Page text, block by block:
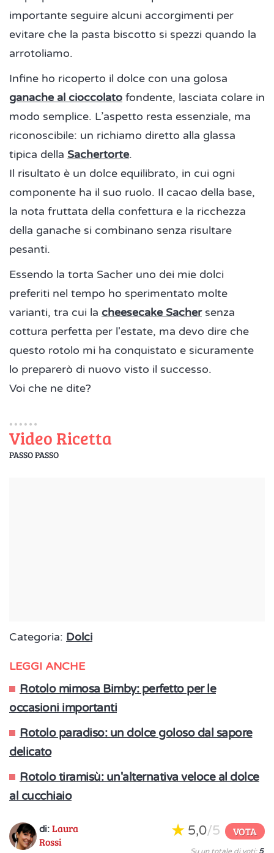
importante seguire alcuni accorgimenti per
evitare che la pasta biscotto si spezzi quando la
arrotoliamo.
Infine ho ricoperto il dolce con una golosa
ganache al cioccolato fondente, lasciata colare in
modo semplice. L’aspetto resta essenziale, ma
riconoscibile: un richiamo diretto alla glassa
tipica della Sachertorte.
Il risultato è un dolce equilibrato, in cui ogni
componente ha il suo ruolo. Il cacao della base,
la nota fruttata della confettura e la ricchezza
della ganache si combinano senza risultare
pesanti.
Essendo la torta Sacher uno dei mie dolci
preferiti nel tempo ho sperimentato molte
varianti, tra cui la cheesecake Sachersenza
cottura perfetta per l'estate, ma devo dire che
questo rotolo mi ha conquistato e sicuramente
lo preparerò di nuovo visto il successo.
Voi che ne dite?
Video Ricetta
PASSO PASSO
Categoria: Dolci
LEGGI ANCHE
Rotolo mimosa Bimby: perfetto per le
occasioni importanti
Rotolo paradiso: un dolce goloso dal sapore
delicato
Rotolo tiramisù: un'alternativa veloce al dolce
al cucchiaio
di: Laura
Rossi
5,0/5 VOTA
Su un totale di voti: 5